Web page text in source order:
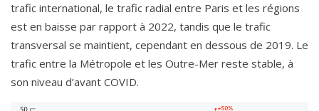
trafic international, le trafic radial entre Paris et les régions
est en baisse par rapport à 2022, tandis que le trafic
transversal se maintient, cependant en dessous de 2019. Le
trafic entre la Métropole et les Outre-Mer reste stable, à
son niveau d’avant COVID.